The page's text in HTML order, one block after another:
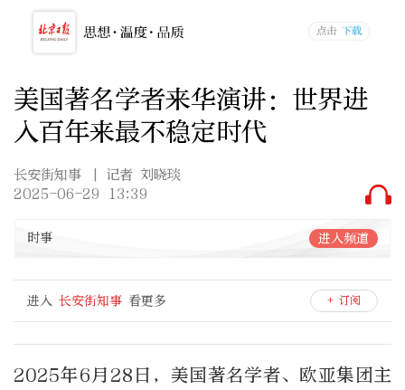
美国著名学者来华演讲：世界进
入百年来最不稳定时代
长安街知事
| 记者 刘晓琰
2025-06-29 13:39
时事 进入频道
进入 长安街知事 看更多 + 订阅
2025年6月 28 日，美国著名学者、欧亚集团主